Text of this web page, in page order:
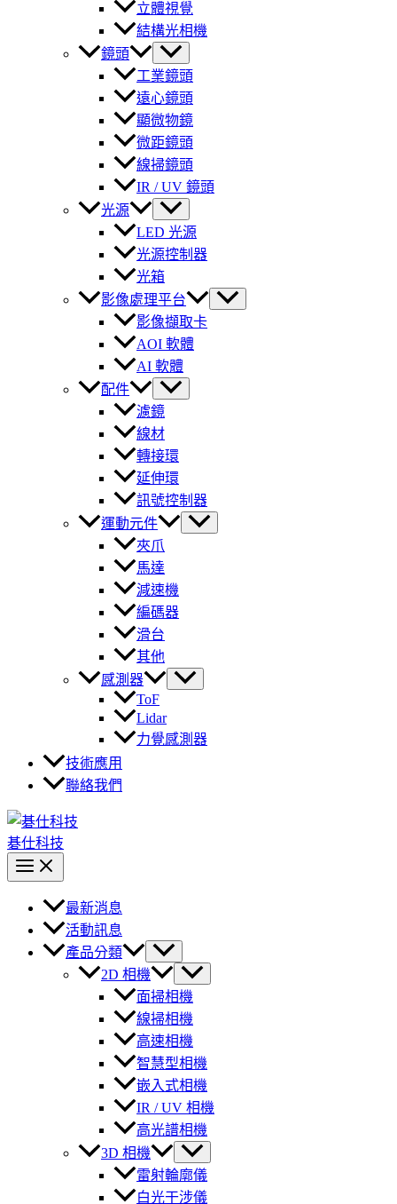
立體視覺
結構光相機
鏡頭
工業鏡頭
遠心鏡頭
顯微物鏡
微距鏡頭
線掃鏡頭
IR / UV 鏡頭
光源
LED 光源
光源控制器
光箱
影像處理平台
影像擷取卡
AOI 軟體
AI 軟體
配件
濾鏡
線材
轉接環
延伸環
訊號控制器
運動元件
夾爪
馬達
減速機
編碼器
滑台
其他
感測器
ToF
Lidar
力覺感測器
技術應用
聯絡我們
碁仕科技
最新消息
活動訊息
產品分類
2D 相機
面掃相機
線掃相機
高速相機
智慧型相機
嵌入式相機
IR / UV 相機
高光譜相機
3D 相機
雷射輪廓儀
白光干涉儀